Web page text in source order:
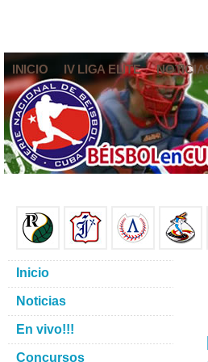
INICIO IV LIGA ELITE
Inicio
Noticias
En vivo!!!
Concursos